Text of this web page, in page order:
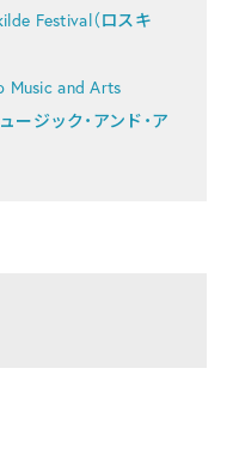
Festival（ロスキ
Music and Arts
ージック・アンド・ア